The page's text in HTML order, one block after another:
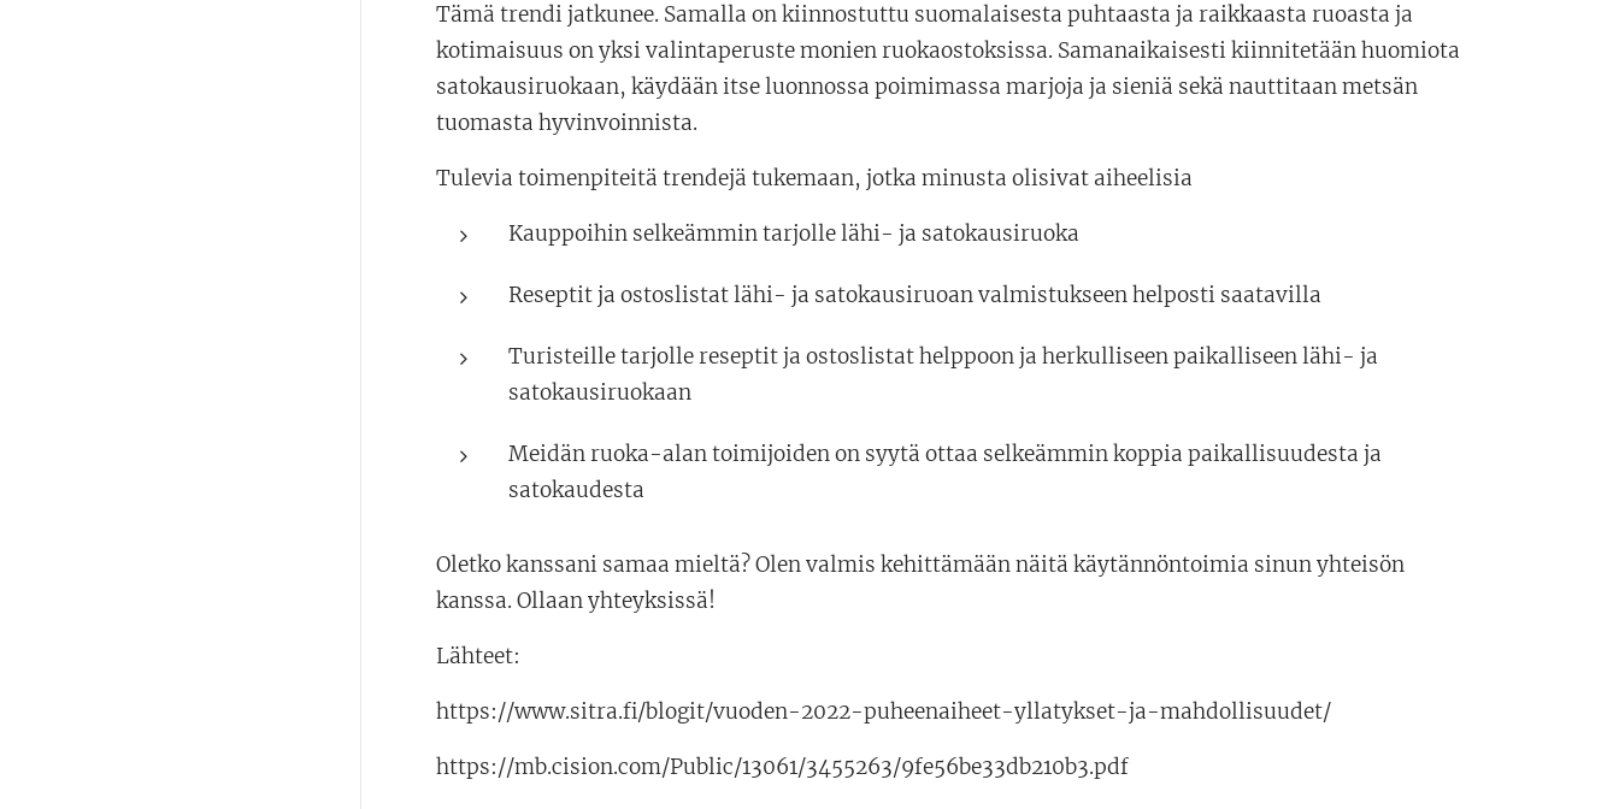
Tämä trendi jatkunee. Samalla on kiinnostuttu suomalaisesta puhtaasta ja raikkaasta ruoasta ja
kotimaisuus on yksi valintaperuste monien ruokaostoksissa. Samanaikaisesti kiinnitetään huomiota
satokausiruokaan, käydään itse luonnossa poimimassa marjoja ja sieniä sekä nauttitaan metsän
tuomasta hyvinvoinnista.
Tulevia toimenpiteitä trendejä tukemaan, jotka minusta olisivat aiheelisia
Kauppoihin selkeämmin tarjolle lähi- ja satokausiruoka
Reseptit ja ostoslistat lähi- ja satokausiruoan valmistukseen helposti saatavilla
Turisteille tarjolle reseptit ja ostoslistat helppoon ja herkulliseen paikalliseen lähi- ja
satokausiruokaan
Meidän ruoka-alan toimijoiden on syytä ottaa selkeämmin koppia paikallisuudesta ja
satokaudesta
Oletko kanssani samaa mieltä? Olen valmis kehittämään näitä käytännöntoimia sinun yhteisön
kanssa. Ollaan yhteyksissä!
Lähteet:
https://www.sitra.fi/blogit/vuoden-2022-puheenaiheet-yllatykset-ja-mahdollisuudet/
https://mb.cision.com/Public/13061/3455263/9fe56be33db210b3.pdf